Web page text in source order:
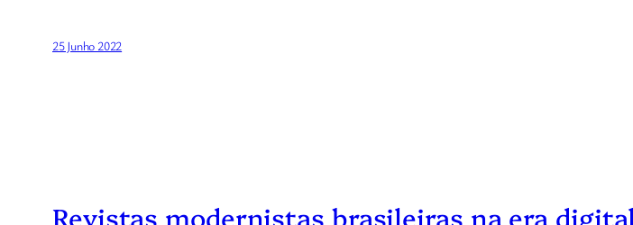
25 Junho 2022
Revistas modernistas brasileiras na era